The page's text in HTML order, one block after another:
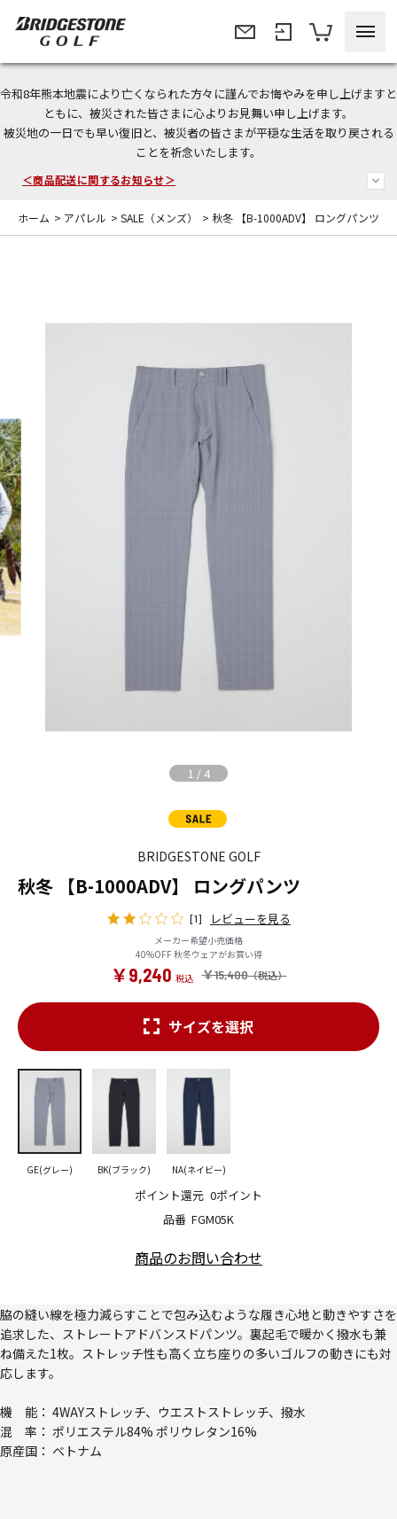
令和8年熊本地震により亡くなられた方々に謹んでお悔やみを申し上げますと
ともに、被災された皆さまに心よりお見舞い申し上げます。
被災地の一日でも早い復旧と、被災者の皆さまが平穏な生活を取り戻される
ことを祈念いたします。
今なら新規会員登録で1,000円OFFクーポンプレゼント！
＜商品配送に関するお知らせ＞
＜夏季休暇中のご注文・発送・お問い合わせ＞
ホーム > アパレル > SALE（メンズ） > 秋冬 【B-1000ADV】 ロングパンツ
1 / 4
BRIDGESTONE GOLF
秋冬 【B-1000ADV】 ロングパンツ
[1] レビューを見る
メーカー希望小売価格
40%OFF 秋冬ウェアがお買い得
￥15,400
￥9,240
品番 FGM05K
ポイント還元 0ポイント
サイズを選択
GE(グレー) BK(ブラック) NA(ネイビー)
商品のお問い合わせ
脇の縫い線を極力減らすことで包み込むような履き心地と動きやすさを
追求した、ストレートアドバンスドパンツ。裏起毛で暖かく撥水も兼
ね備えた1枚。ストレッチ性も高く立ち座りの多いゴルフの動きにも対
応します。
機 能： 4WAYストレッチ、ウエストストレッチ、撥水
混 率： ポリエステル84% ポリウレタン16%
原産国： ベトナム